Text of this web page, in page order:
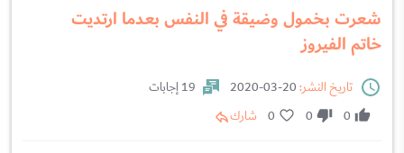
شعرت بخمول وضيقة في النفس بعدما ارتديت
خاتم الفيروز
تاريخ النشر:
19 إجابات
0
0
0 شارك